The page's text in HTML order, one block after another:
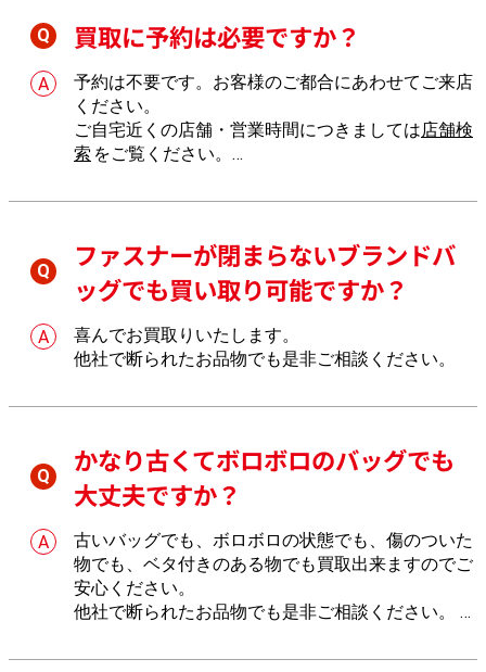
買取に予約は必要ですか？
予約は不要です。お客様のご都合にあわせてご来店
ください。
ご自宅近くの店舗・営業時間につきましては店舗検
索 をご覧ください。
いただけます。
ファスナーが閉まらないブランドバ
ッグでも買い取り可能ですか？
喜んでお買取りいたします。
他社で断られたお品物でも是非ご相談ください。
かなり古くてボロボロのバッグでも
大丈夫ですか？
古いバッグでも、ボロボロの状態でも、傷のついた
物でも、ベタ付きのある物でも買取出来ますのでご
安心ください。
他社で断られたお品物でも是非ご相談ください。
し